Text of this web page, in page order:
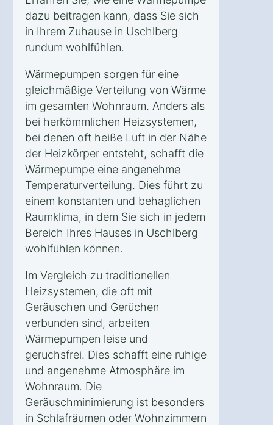
dazu beitragen kann, dass Sie sich
in Ihrem Zuhause in Uschlberg
rundum wohlfühlen.
Wärmepumpen sorgen für eine
gleichmäßige Verteilung von Wärme
im gesamten Wohnraum. Anders als
bei herkömmlichen Heizsystemen,
bei denen oft heiße Luft in der Nähe
der Heizkörper entsteht, schafft die
Wärmepumpe eine angenehme
Temperaturverteilung. Dies führt zu
einem konstanten und behaglichen
Raumklima, in dem Sie sich in jedem
Bereich Ihres Hauses in Uschlberg
wohlfühlen können.
Im Vergleich zu traditionellen
Heizsystemen, die oft mit
Geräuschen und Gerüchen
verbunden sind, arbeiten
Wärmepumpen leise und
geruchsfrei. Dies schafft eine ruhige
und angenehme Atmosphäre im
Wohnraum. Die
Geräuschminimierung ist besonders
in Schlafräumen oder Wohnzimmern